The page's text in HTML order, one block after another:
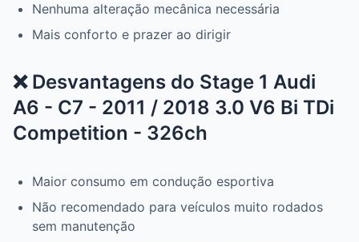
Nenhuma alteração mecânica necessária
Mais conforto e prazer ao dirigir
❌ Desvantagens do Stage 1 Audi
A6 - C7 - 2011 / 2018 3.0 V6 Bi TDi
Competition - 326ch
Maior consumo em condução esportiva
Não recomendado para veículos muito rodados
sem manutenção